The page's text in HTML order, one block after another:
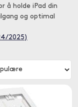
å holde iPad din
og optimal
2025)